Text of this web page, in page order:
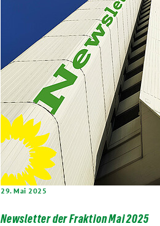
29. Mai 2025
Newsletter der Fraktion Mai 2025